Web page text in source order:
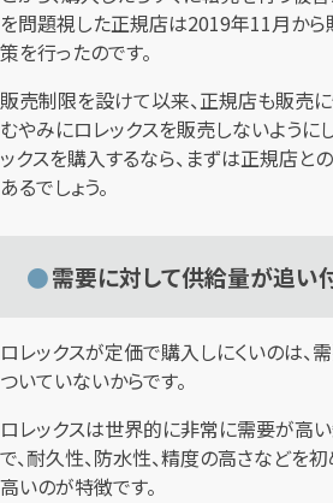
を問題視した正規店は2019年11月か
策を行ったのです。
販売制限を設けて以来、正規店も販売に
むやみにロレックスを販売しないように
ックスを購入するなら、まずは正規店と
あるでしょう。
需要に対して供給量が追い
ロレックスが定価で購入しにくいのは、
ついていないからです。
ロレックスは世界的に非常に需要が高
で、耐久性、防水性、精度の高さなどを
高いのが特徴です。